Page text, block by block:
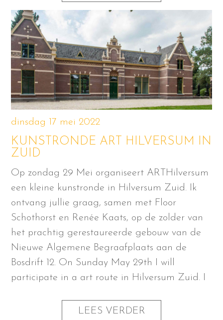
dinsdag 17 mei 2022
KUNSTRONDE ART HILVERSUM IN
ZUID
Op zondag 29 Mei organiseert ARTHilversum
een kleine kunstronde in Hilversum Zuid. Ik
ontvang jullie graag, samen met Floor
Schothorst en Renée Kaats, op de zolder van
het prachtig gerestaureerde gebouw van de
Nieuwe Algemene Begraafplaats aan de
Bosdrift 12. On Sunday May 29th I will
participate in a art route in Hilversum Zuid. I
LEES VERDER